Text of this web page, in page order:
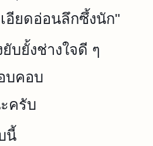
อียดอ่อนลึกซึ้งนัก"
บยั้งช่างใจดี ๆ
บคอบ
ครับ
นี้